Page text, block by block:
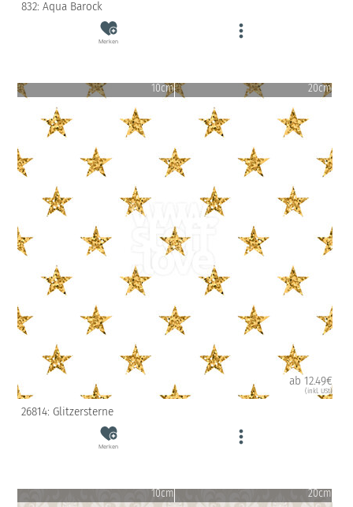
832: Aqua Barock
Merken
10cm 20cm
ab 12.49€
(inkl. USt)
26814: Glitzersterne
Merken
10cm 20cm